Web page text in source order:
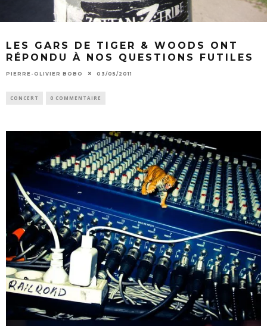
LES GARS DE TIGER & WOODS ONT
RÉPONDU À NOS QUESTIONS FUTILES
PIERRE-OLIVIER BOBO 03/05/2011
CONCERT 0 COMMENTAIRE